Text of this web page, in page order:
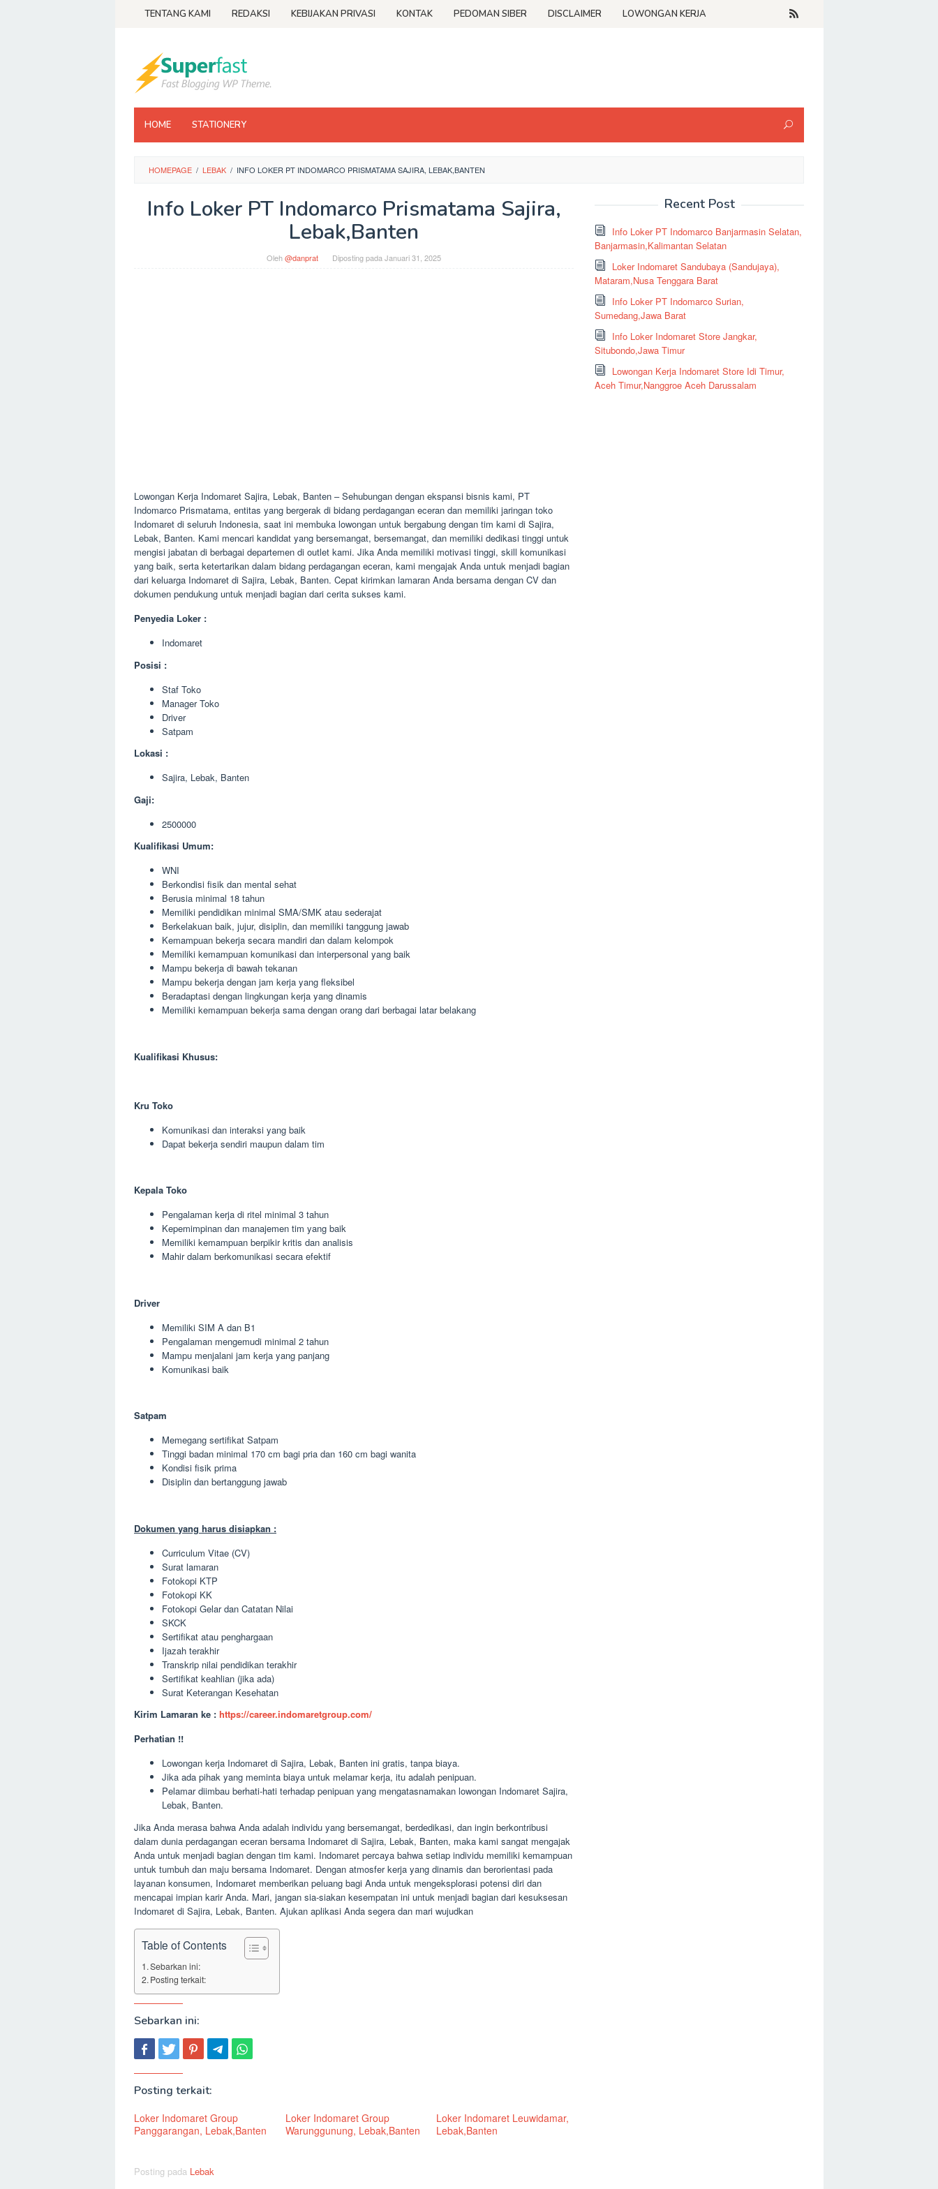
TENTANG KAMI REDAKSI KEBIJAKAN PRIVASI KONTAK PEDOMAN SIBER DISCLAIMER LOWONGAN KERJA
HOME STATIONERY
HOMEPAGE / LEBAK / INFO LOKER PT INDOMARCO PRISMATAMA SAJIRA, LEBAK,BANTEN
Info Loker PT Indomarco Prismatama Sajira,
Lebak,Banten
Oleh@danprat Diposting pada Januari 31, 2025
Lowongan Kerja Indomaret Sajira, Lebak, Banten – Sehubungan dengan ekspansi bisnis kami, PT
Indomarco Prismatama, entitas yang bergerak di bidang perdagangan eceran dan memiliki jaringan toko
Indomaret di seluruh Indonesia, saat ini membuka lowongan untuk bergabung dengan tim kami di Sajira,
Lebak, Banten. Kami mencari kandidat yang bersemangat, bersemangat, dan memiliki dedikasi tinggi untuk
mengisi jabatan di berbagai departemen di outlet kami. Jika Anda memiliki motivasi tinggi, skill komunikasi
yang baik, serta ketertarikan dalam bidang perdagangan eceran, kami mengajak Anda untuk menjadi bagian
dari keluarga Indomaret di Sajira, Lebak, Banten. Cepat kirimkan lamaran Anda bersama dengan CV dan
dokumen pendukung untuk menjadi bagian dari cerita sukses kami.
Penyedia Loker :
Indomaret
Posisi :
Staf Toko
Manager Toko
Driver
Satpam
Lokasi :
Sajira, Lebak, Banten
Gaji:
2500000
Kualifikasi Umum:
WNI
Berkondisi fisik dan mental sehat
Berusia minimal 18 tahun
Memiliki pendidikan minimal SMA/SMK atau sederajat
Berkelakuan baik, jujur, disiplin, dan memiliki tanggung jawab
Kemampuan bekerja secara mandiri dan dalam kelompok
Memiliki kemampuan komunikasi dan interpersonal yang baik
Mampu bekerja di bawah tekanan
Mampu bekerja dengan jam kerja yang fleksibel
Beradaptasi dengan lingkungan kerja yang dinamis
Memiliki kemampuan bekerja sama dengan orang dari berbagai latar belakang
Kualifikasi Khusus:
Kru Toko
Komunikasi dan interaksi yang baik
Dapat bekerja sendiri maupun dalam tim
Kepala Toko
Pengalaman kerja di ritel minimal 3 tahun
Kepemimpinan dan manajemen tim yang baik
Memiliki kemampuan berpikir kritis dan analisis
Mahir dalam berkomunikasi secara efektif
Driver
Memiliki SIM A dan B1
Pengalaman mengemudi minimal 2 tahun
Mampu menjalani jam kerja yang panjang
Komunikasi baik
Satpam
Memegang sertifikat Satpam
Tinggi badan minimal 170 cm bagi pria dan 160 cm bagi wanita
Kondisi fisik prima
Disiplin dan bertanggung jawab
Dokumen yang harus disiapkan :
Curriculum Vitae (CV)
Surat lamaran
Fotokopi KTP
Fotokopi KK
Fotokopi Gelar dan Catatan Nilai
SKCK
Sertifikat atau penghargaan
Ijazah terakhir
Transkrip nilai pendidikan terakhir
Sertifikat keahlian (jika ada)
Surat Keterangan Kesehatan
Kirim Lamaran ke : https://career.indomaretgroup.com/
Perhatian !!
Lowongan kerja Indomaret di Sajira, Lebak, Banten ini gratis, tanpa biaya.
Jika ada pihak yang meminta biaya untuk melamar kerja, itu adalah penipuan.
Pelamar diimbau berhati-hati terhadap penipuan yang mengatasnamakan lowongan Indomaret Sajira,
Lebak, Banten.
Jika Anda merasa bahwa Anda adalah individu yang bersemangat, berdedikasi, dan ingin berkontribusi
dalam dunia perdagangan eceran bersama Indomaret di Sajira, Lebak, Banten, maka kami sangat mengajak
Anda untuk menjadi bagian dengan tim kami. Indomaret percaya bahwa setiap individu memiliki kemampuan
untuk tumbuh dan maju bersama Indomaret. Dengan atmosfer kerja yang dinamis dan berorientasi pada
layanan konsumen, Indomaret memberikan peluang bagi Anda untuk mengeksplorasi potensi diri dan
mencapai impian karir Anda. Mari, jangan sia-siakan kesempatan ini untuk menjadi bagian dari kesuksesan
Indomaret di Sajira, Lebak, Banten. Ajukan aplikasi Anda segera dan mari wujudkan
Table of Contents
Sebarkan ini:
Posting terkait:
Sebarkan ini:
Posting terkait:
Loker Indomaret Group
Panggarangan, Lebak,Banten
Loker Indomaret Group
Warunggunung, Lebak,Banten
Loker Indomaret Leuwidamar,
Lebak,Banten
Posting pada Lebak
Recent Post
Info Loker PT Indomarco Banjarmasin Selatan,
Banjarmasin,Kalimantan Selatan
Loker Indomaret Sandubaya (Sandujaya),
Mataram,Nusa Tenggara Barat
Info Loker PT Indomarco Surian,
Sumedang,Jawa Barat
Info Loker Indomaret Store Jangkar,
Situbondo,Jawa Timur
Lowongan Kerja Indomaret Store Idi Timur,
Aceh Timur,Nanggroe Aceh Darussalam